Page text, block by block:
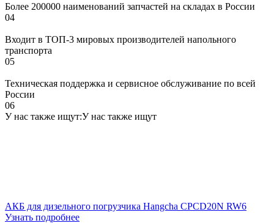
Более 200000 наименований запчастей на складах в России
04
Входит в ТОП-3 мировых производителей напольного
транспорта
05
Техническая поддержка и сервисное обслуживание по всей
России
06
У нас также ищут:У нас также ищут
АКБ для дизельного погрузчика Hangcha CPCD20N RW6
Узнать подробнее